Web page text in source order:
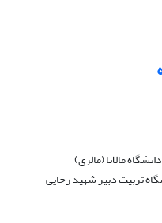
مالایا (مالزی)
تربیت دبیر شهید رجایی